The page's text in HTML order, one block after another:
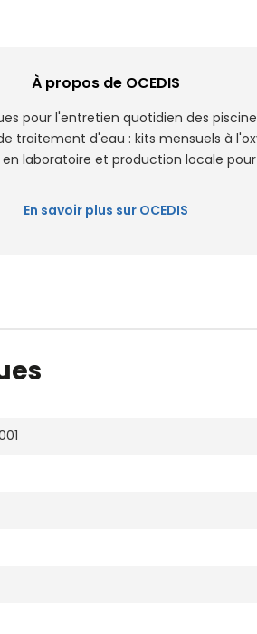
À propos de OCEDIS
pour l'entretien quotidien des
traitement d'eau : kits mensuels à
en laboratoire et production locale
En savoir plus sur OCEDIS